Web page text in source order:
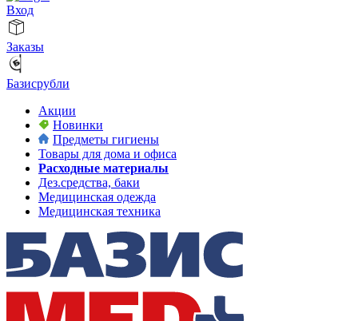
Вход
Заказы
Базисрубли
Акции
Новинки
Предметы гигиены
Товары для дома и офиса
Расходные материалы
Дез.средства, баки
Медицинская одежда
Медицинская техника